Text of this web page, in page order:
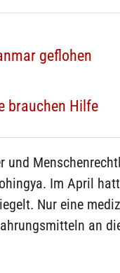
geflohen
brauchen Hilfe
und
Im April
Nur eine
an